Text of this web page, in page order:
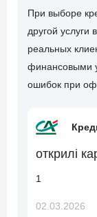
При выборе
другой услуги
реальных
финансовыми
ошибок при
открилі
1
02.03.2026